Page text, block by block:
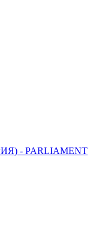
- PARLIAMENT